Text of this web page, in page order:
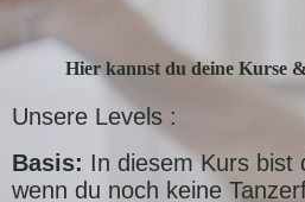
Hier kannst du deine Kurse
Unsere Levels :
Basis: In diesem Kurs bist
wenn du noch keine